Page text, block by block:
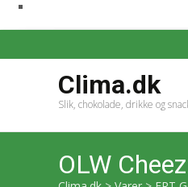
Clima.dk
Slik, chokolade, drikke og
OLW